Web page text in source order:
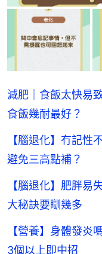
減肥｜食飯太快易
食飯幾耐最好？
【腦退化】冇記
避免三高點補？
【腦退化】肥胖
大秘訣要瞓幾多
【營養】身體發
3個以上即中招